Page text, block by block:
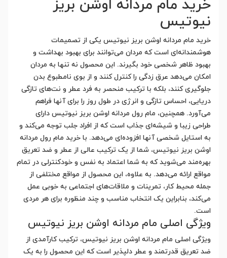
خرید مام مردانه اوشن بریز
نیوتیس
خرید مام مردانه اوشن بریز نیوتیس یکی از تصمیمات
هوشمندانه‌ای است که مردان می‌توانند برای بهبود بهداشت و
بهبود ظاهر شخصی خود بگیرند. این محصول نه تنها به مردان
امکان می‌دهد عرق زدگی را کنترل کنند و از بوی نامطبوع بدن
جلوگیری کنند، بلکه با ترکیب منحصر به فرد عطر و نت‌های تازگی
دریایی، احساس تازگی و انرژی در طول روز را برای آنها فراهم
می‌آورد. همچنین، مام رول مردانه اوشن بریز نیوتیس دارای
طراحی زیبا و شیشه‌ای جذاب است که از افراد جلب توجه می‌کند و
به استایل شخصی آنها افزوده‌ای می‌دهد. با خرید مام رول مردانه
اوشن بریز نیوتیس، شما از یک ترکیب عالی از عطر و ضد تعریق
بهره‌مند می‌شوید که به شما اعتماد به نفس و خودکنترلی در تمام
مواقع ارائه می‌دهد. به علاوه، این محصول از مواقع مختلفی از
جمله محیط کار، تمرینات و ملاقات‌های اجتماعی به خوبی عمل
می‌کند، بنابراین یک انتخاب مناسب و چند منظوره برای هر مردی
است.
ویژگی اصلی مام مردانه اوشن بریز نیوتیس
ویژگی اصلی مام مردانه اوشن بریز نیوتیس، ترکیب کارآمدی از
ضد تعریق قدرتمند و عطر دلپذیر است که این محصول را به یک